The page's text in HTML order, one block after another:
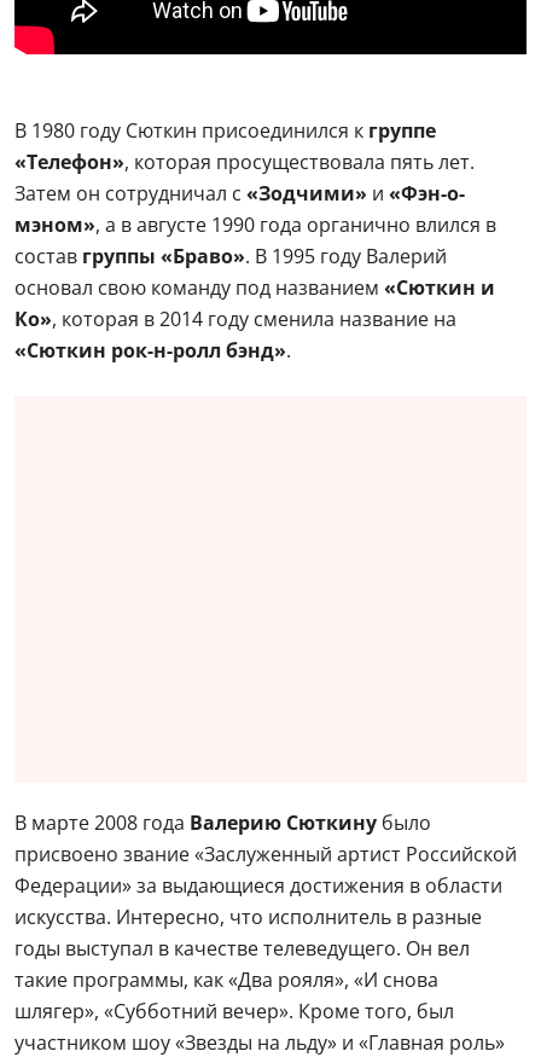
В 1980 году Сюткин присоединился к группе
«Телефон», которая просуществовала пять лет.
Затем он сотрудничал с «Зодчими» и «Фэн-о-
мэном», а в августе 1990 года органично влился в
состав группы «Браво». В 1995 году Валерий
основал свою команду под названием «Сюткин и
Ко», которая в 2014 году сменила название на
«Сюткин рок-н-ролл бэнд».
В марте 2008 года Валерию Сюткину было
присвоено звание «Заслуженный артист Российской
Федерации» за выдающиеся достижения в области
искусства. Интересно, что исполнитель в разные
годы выступал в качестве телеведущего. Он вел
такие программы, как «Два рояля», «И снова
шлягер», «Субботний вечер». Кроме того, был
участником шоу «Звезды на льду» и «Главная роль»